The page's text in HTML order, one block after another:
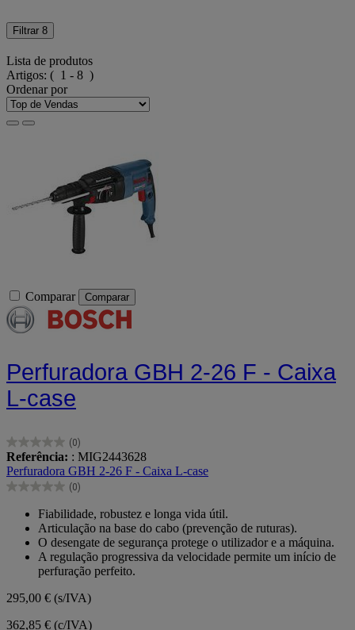
Filtrar 8
Lista de produtos
Artigos: ( 1 - 8 )
Ordenar por
Comparar Comparar
Perfuradora GBH 2-26 F - Caixa
L-case
(0)
0.0
em
5
estrelas.
Referência: : MIG2443628
Perfuradora GBH 2-26 F - Caixa L-case
(0)
0.0
estrelas.
Fiabilidade, robustez e longa vida útil.
Articulação na base do cabo (prevenção de ruturas).
O desengate de segurança protege o utilizador e a máquina.
A regulação progressiva da velocidade permite um início de
perfuração perfeito.
295,00 € (s/IVA)
362,85 € (c/IVA)